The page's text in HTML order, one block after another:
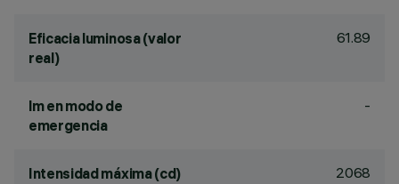
Eficacia luminosa (valor
real)
61.89
lm en modo de
emergencia
-
Intensidad máxima (cd) 2068